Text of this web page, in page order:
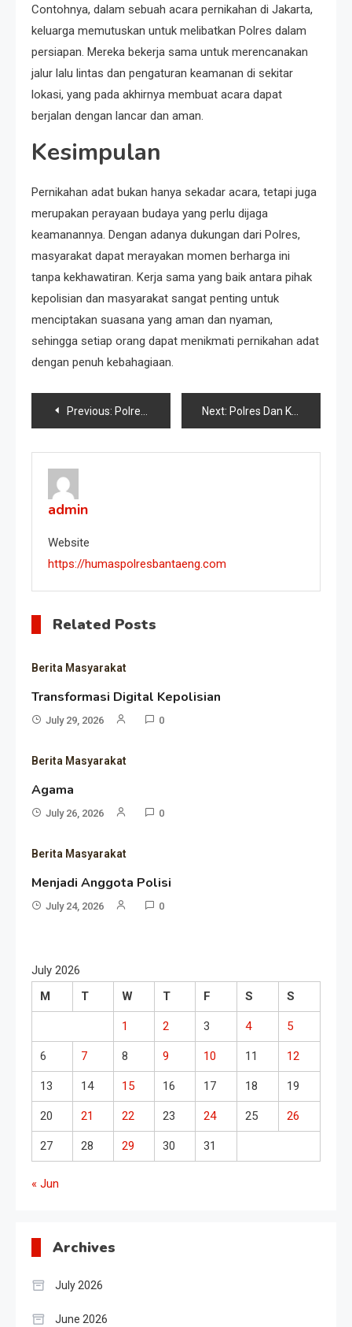
Contohnya, dalam sebuah acara pernikahan di Jakarta,
keluarga memutuskan untuk melibatkan Polres dalam
persiapan. Mereka bekerja sama untuk merencanakan
jalur lalu lintas dan pengaturan keamanan di sekitar
lokasi, yang pada akhirnya membuat acara dapat
berjalan dengan lancar dan aman.
Kesimpulan
Pernikahan adat bukan hanya sekadar acara, tetapi juga
merupakan perayaan budaya yang perlu dijaga
keamanannya. Dengan adanya dukungan dari Polres,
masyarakat dapat merayakan momen berharga ini
tanpa kekhawatiran. Kerja sama yang baik antara pihak
kepolisian dan masyarakat sangat penting untuk
menciptakan suasana yang aman dan nyaman,
sehingga setiap orang dapat menikmati pernikahan adat
dengan penuh kebahagiaan.
Post
navigation
Previous: Polres Amankan Konser Next: Polres Dan Komunitas Motor
admin
Website
https://humaspolresbantaeng.com
Related Posts
Berita Masyarakat
Transformasi Digital Kepolisian
July 29, 2026 0
Berita Masyarakat
Agama
July 26, 2026 0
Berita Masyarakat
Menjadi Anggota Polisi
July 24, 2026 0
July 2026
M
T W T F S S
1 2 3 4 5
6 7 8 9 10 11 12
13 14 15 16 17 18 19
20 21 22 23 24 25 26
27 28 29 30 31
« Jun
Archives
July 2026
June 2026